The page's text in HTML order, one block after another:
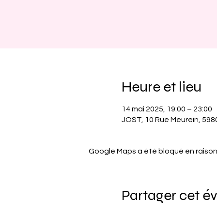
Heure et lieu
14 mai 2025, 19:00 – 23:00
JOST, 10 Rue Meurein,
Google Maps a été bloqué en
Partager cet